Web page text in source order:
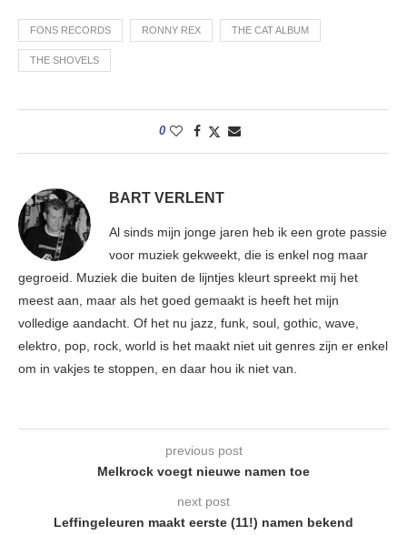
FONS RECORDS RONNY REX THE CAT ALBUM
THE SHOVELS
0
BART VERLENT
Al sinds mijn jonge jaren heb ik een grote passie
voor muziek gekweekt, die is enkel nog maar
gegroeid. Muziek die buiten de lijntjes kleurt spreekt mij het
meest aan, maar als het goed gemaakt is heeft het mijn
volledige aandacht. Of het nu jazz, funk, soul, gothic, wave,
elektro, pop, rock, world is het maakt niet uit genres zijn er enkel
om in vakjes te stoppen, en daar hou ik niet van.
previous post
Melkrock voegt nieuwe namen toe
next post
Leffingeleuren maakt eerste (11!) namen bekend